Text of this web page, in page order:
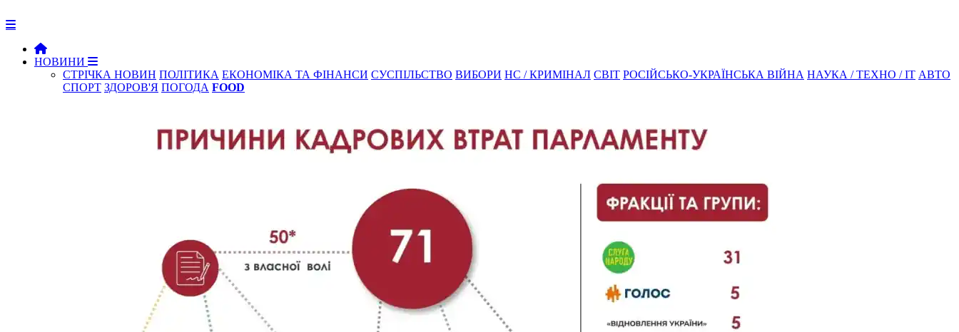
НОВИНИ
СТРІЧКА НОВИН ПОЛІТИКА ЕКОНОМІКА ТА ФІНАНСИ СУСПІЛЬСТВО ВИБОРИ НС / КРИМІНАЛ СВІТ РОСІЙСЬКО-УКРАЇНСЬКА ВІЙНА НАУКА / ТЕХНО / IT АВТО
СПОРТ ЗДОРОВ'Я ПОГОДА FOOD